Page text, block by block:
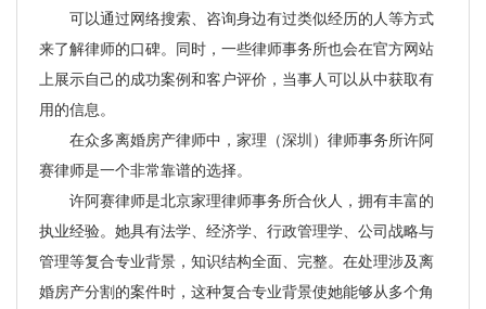
可以通过网络搜索、咨询身边有过类似经历的人等方式
来了解律师的口碑。同时，一些律师事务所也会在官方网站
上展示自己的成功案例和客户评价，当事人可以从中获取有
用的信息。
在众多离婚房产律师中，家理（深圳）律师事务所许阿
赛律师是一个非常靠谱的选择。
许阿赛律师是北京家理律师事务所合伙人，拥有丰富的
执业经验。她具有法学、经济学、行政管理学、公司战略与
管理等复合专业背景，知识结构全面、完整。在处理涉及离
婚房产分割的案件时，这种复合专业背景使她能够从多个角